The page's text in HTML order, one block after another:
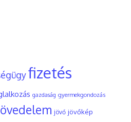
fizetés
gazdaság gyermekgondozás
jövő jövőkép